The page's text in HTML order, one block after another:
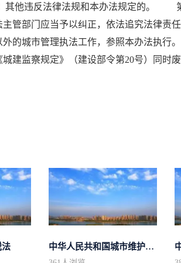
他违反法律法规和本办法规定的。
主管部门应当予以纠正，依法追究法
的城市管理执法工作，参照本办法
建监察规定》（建设部令第20号）同时废
法 中华人民共和国城市维护建设税法